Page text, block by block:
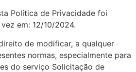
Política de Privacidade foi
em: 12/10/2024.
de modificar, a qualquer
normas, especialmente para
do serviço Solicitação de